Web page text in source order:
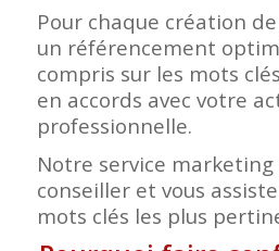
Pour chaque création
un référencement
compris sur les mots
en accords avec votre
professionnelle.
Notre service marketing
conseiller et vous
mots clés les plus